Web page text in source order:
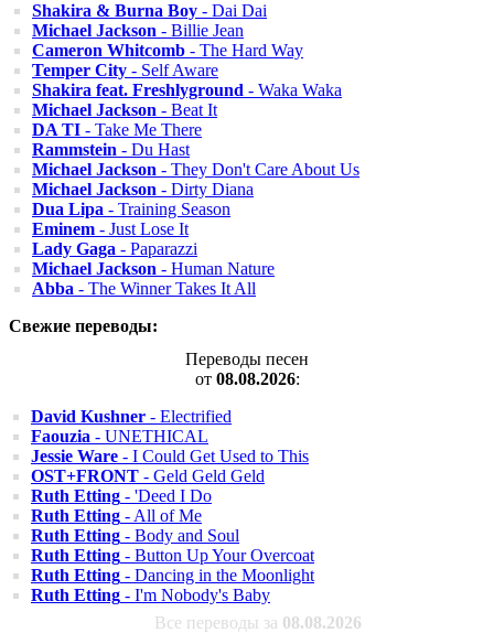
Shakira & Burna Boy - Dai Dai
Michael Jackson - Billie Jean
Cameron Whitcomb - The Hard Way
Temper City - Self Aware
Shakira feat. Freshlyground - Waka Waka
Michael Jackson - Beat It
DA TI - Take Me There
Rammstein - Du Hast
Michael Jackson - They Don't Care About Us
Michael Jackson - Dirty Diana
Dua Lipa - Training Season
Eminem - Just Lose It
Lady Gaga - Paparazzi
Michael Jackson - Human Nature
Abba - The Winner Takes It All
Свежие переводы:
Переводы песен
от 08.08.2026:
David Kushner - Electrified
Faouzia - UNETHICAL
Jessie Ware - I Could Get Used to This
OST+FRONT - Geld Geld Geld
Ruth Etting - 'Deed I Do
Ruth Etting - All of Me
Ruth Etting - Body and Soul
Ruth Etting - Button Up Your Overcoat
Ruth Etting - Dancing in the Moonlight
Ruth Etting - I'm Nobody's Baby
Все переводы за 08.08.2026